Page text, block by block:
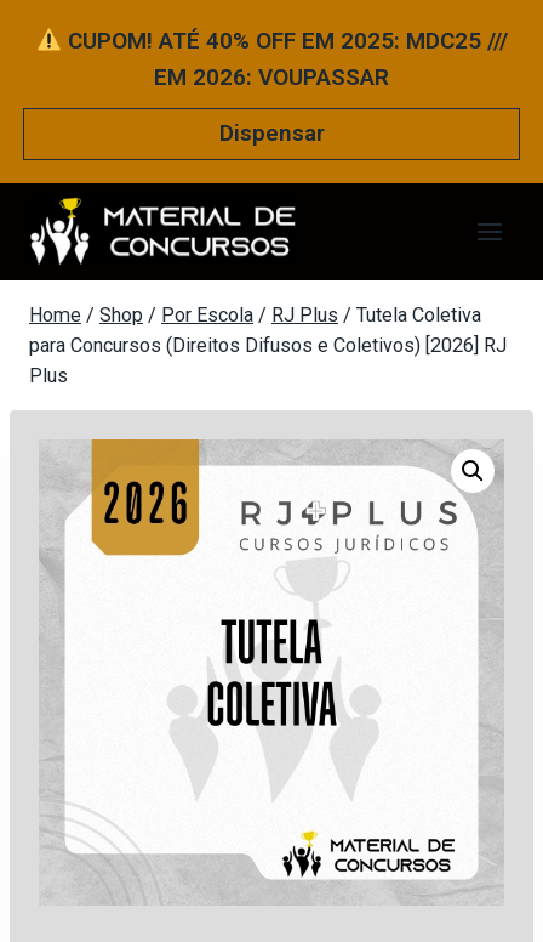
para
CUPOM! ATÉ 40% OFF EM 2025: MDC25 ///
EM 2026: VOUPASSAR
Dispensar
Home / Shop / Por Escola / RJ Plus / Tutela Coletiva
para Concursos (Direitos Difusos e Coletivos) [2026] RJ
Plus